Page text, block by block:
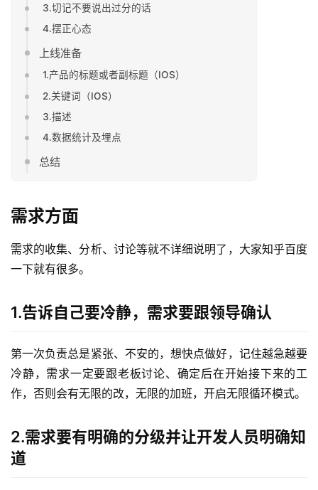
3.切记不要说出过分的话
4.摆正心态
上线准备
1.产品的标题或者副标题（IOS）
2.关键词（IOS）
3.描述
4.数据统计及埋点
总结
需求方面
需求的收集、分析、讨论等就不详细说明了，大家知乎百度
一下就有很多。
1.告诉自己要冷静，需求要跟领导确认
第一次负责总是紧张、不安的，想快点做好，记住越急越要
冷静，需求一定要跟老板讨论、确定后在开始接下来的工
作，否则会有无限的改，无限的加班，开启无限循环模式。
2.需求要有明确的分级并让开发人员明确知
道